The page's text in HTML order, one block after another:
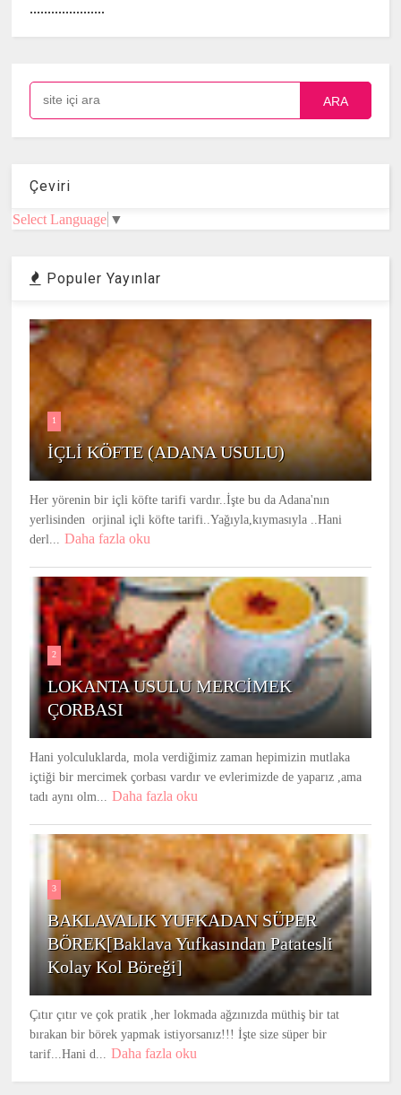
.....................
ARA
Çeviri
Select Language ▼
Populer Yayınlar
1
İÇLİ KÖFTE (ADANA USULU)
Her yörenin bir içli köfte tarifi vardır..İşte bu da Adana'nın
yerlisinden orjinal içli köfte tarifi..Yağıyla,kıymasıyla ..Hani
derl... Daha fazla oku
2
LOKANTA USULU MERCİMEK
ÇORBASI
Hani yolculuklarda, mola verdiğimiz zaman hepimizin mutlaka
içtiği bir mercimek çorbası vardır ve evlerimizde de yaparız ,ama
tadı aynı olm... Daha fazla oku
3
BAKLAVALIK YUFKADAN SÜPER
BÖREK[Baklava Yufkasından Patatesli
Kolay Kol Böreği]
Çıtır çıtır ve çok pratik ,her lokmada ağzınızda müthiş bir tat
bırakan bir börek yapmak istiyorsanız!!! İşte size süper bir
tarif...Hani d... Daha fazla oku